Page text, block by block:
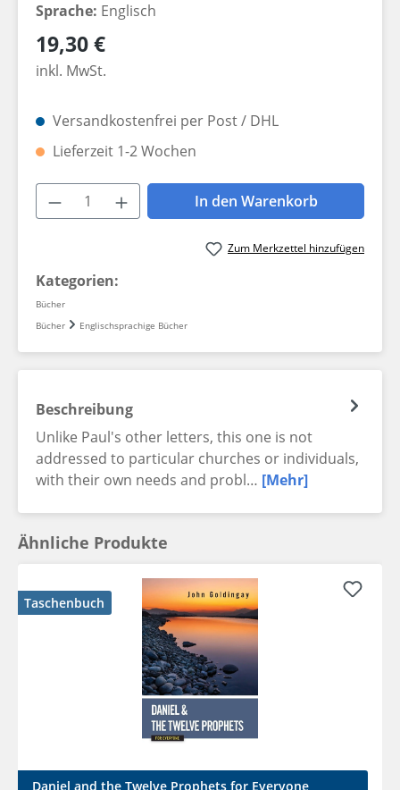
Sprache: Englisch
Regulärer Preis:
19,30 €
inkl. MwSt.
Versandkostenfrei per Post / DHL
Lieferzeit 1-2 Wochen
Produkt Anzahl: Gib den
In den Warenkorb
Zum Merkzettel hinzufügen
Kategorien:
Bücher
Bücher
Englischsprachige Bücher
Beschreibung
Unlike Paul's other letters, this one is not
addressed to particular churches or individuals,
with their own needs and probl… [Mehr]
Ähnliche Produkte
Taschenbuch
Daniel and the Twelve Prophets for Everyone